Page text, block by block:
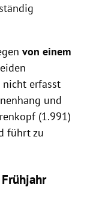
von einem
nicht erfasst
und
(1.991)
führt zu